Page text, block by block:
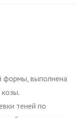
формы, выполнена
теней по